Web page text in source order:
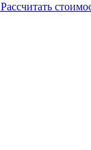
Рассчитать